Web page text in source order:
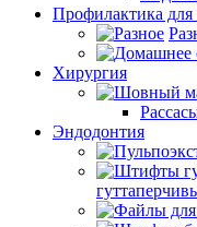
Профилактика для
Хирургия
Эндодонтия